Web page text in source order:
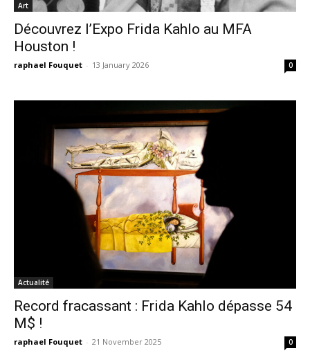
Art
Découvrez l’Expo Frida Kahlo au MFA
Houston !
raphael Fouquet - 13 January 2026 0
Actualité
Record fracassant : Frida Kahlo dépasse 54
M$ !
raphael Fouquet - 21 November 2025 0